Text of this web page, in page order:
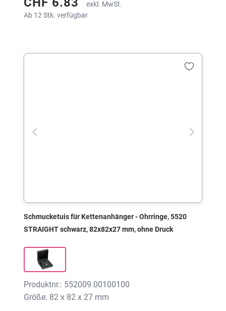
exkl. MwSt.
Ab 12 Stk. verfügbar
Schmucketuis für Kettenanhänger - Ohrringe, 5520
STRAIGHT schwarz, 82x82x27 mm, ohne Druck
Produktnr.: 552009.00100100
Größe: 82 x 82 x 27 mm